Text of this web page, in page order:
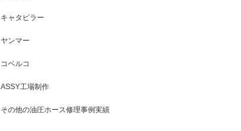
キャタピラー
ヤンマー
コベルコ
ASSY工場制作
その他の油圧ホース修理事例実績